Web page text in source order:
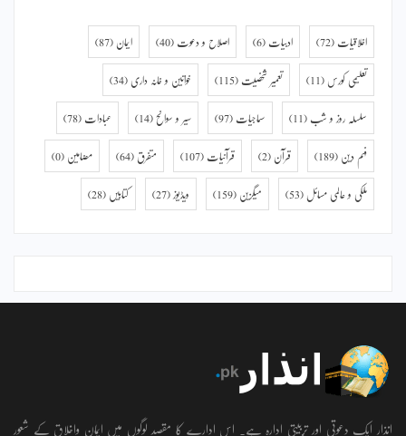
اخلاقیات (72) ادبیات (6) اصلاح و دعوت (40) ایمان (87)
تعلیمی کورس (11) تعمیر شخصیت (115) خواتین و خانہ داری (34)
سلسلہ روز و شب (11) سماجیات (97) سیر و سوانح (14) عبادات (78)
فہم دین (189) قرآن (2) قرآنیات (107) متفرق (64) مضامین (0)
ملکی و عالمی مسائل (53) میگزین (159) ویڈیوز (27) کتابیں (28)
انذار ایک دعوتی اور تربیتی ادارہ ہے۔ اس ادارے کا مقصد لوگوں میں ایمان واخلاق کے شعور